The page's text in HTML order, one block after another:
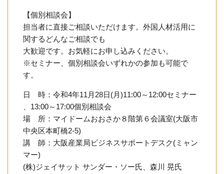
【個別相談会】
担当者に直接ご相談いただけます。外国人材活用に
関するどんなご相談でも
大歓迎です。お気軽にお申し込みください。
※セミナー、個別相談会いずれかの参加も可能で
す。
日 時：令和4年11月28日(月)11:00～12:00セミナー
、13:00～17:00個別相談会
場 所：マイドームおおさか８階第６会議室(大阪市
中央区本町橋2-5)
講 師：大阪産業局ビジネスサポートデスク(ミャン
マー)
(株)ジェイサット サンダー・ソー氏、森川 晃氏